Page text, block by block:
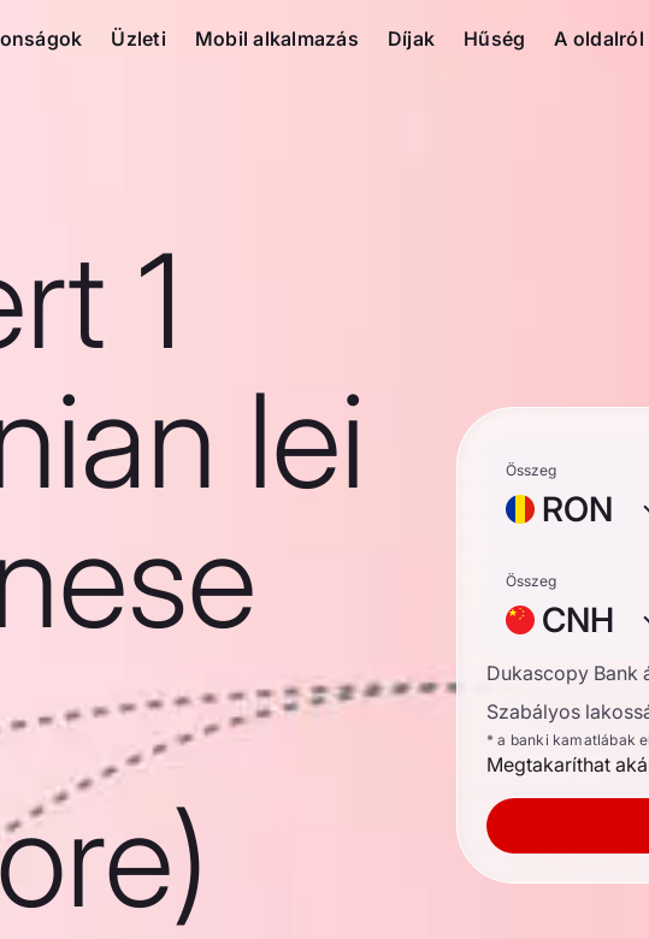
Üzleti Mobil alkalmazás Díjak Hűség A oldalról
1
lei
Összeg
RON
Összeg
CNH
Dukascopy Bank
Szabályos
* a banki kamatlábak
Megtakaríthat